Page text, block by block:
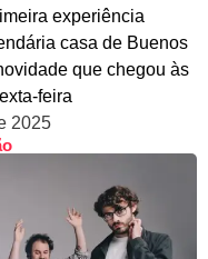
experiência
casa de Buenos
que chegou às
feira
2025